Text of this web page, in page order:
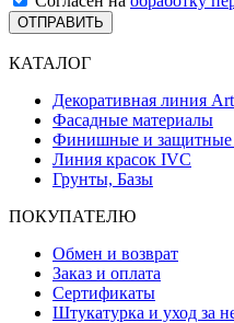
ОТПРАВИТЬ
КАТАЛОГ
Декоративная линия
Фасадные материалы
Финишные и защитные
Линия красок IVC
Грунты, Базы
ПОКУПАТЕЛЮ
Обмен и возврат
Заказ и оплата
Сертификаты
Штукатурка и уход за